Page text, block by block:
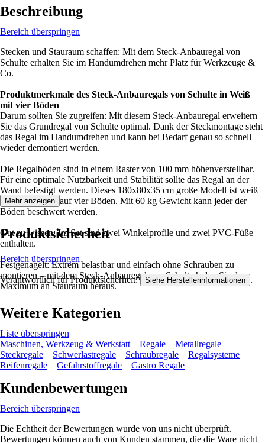
Beschreibung
Bereich überspringen
Stecken und Stauraum schaffen: Mit dem Steck-Anbauregal von
Schulte erhalten Sie im Handumdrehen mehr Platz für Werkzeuge &
Co.
Produktmerkmale des Steck-Anbauregals von Schulte in Weiß
mit vier Böden
Darum sollten Sie zugreifen: Mit diesem Steck-Anbauregal erweitern
Sie das Grundregal von Schulte optimal. Dank der Steckmontage steht
das Regal im Handumdrehen und kann bei Bedarf genau so schnell
wieder demontiert werden.
Die Regalböden sind in einem Raster von 100 mm höhenverstellbar.
Für eine optimale Nutzbarkeit und Stabilität sollte das Regal an der
Wand befestigt werden. Dieses 180x80x35 cm große Modell ist weiß
und bietet Platz auf vier Böden. Mit 60 kg Gewicht kann jeder der
Böden beschwert werden.
Gut zu wissen: Im Set sind zwei Winkelprofile und zwei PVC-Füße
enthalten.
Festgenagelt: Extrem belastbar und einfach ohne Schrauben zu
montieren – mit dem Steck-Anbauregal von Schulte holen Sie das
Maximum an Stauraum heraus.
Mehr anzeigen
Produktsicherheit
Bereich überspringen
Verantwortlich für Produktsicherheit: Siehe Herstellerinformationen .
Weitere Kategorien
Liste überspringen
Maschinen, Werkzeug & Werkstatt
Regale
Metallregale
Steckregale
Schwerlastregale Schraubregale
Regalsysteme
Reifenregale
Gefahrstoffregale Gastro Regale
Kundenbewertungen
Bereich überspringen
Die Echtheit der Bewertungen wurde von uns nicht überprüft.
Bewertungen können auch von Kunden stammen, die die Ware nicht